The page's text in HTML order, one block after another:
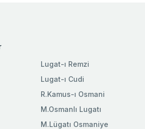
Lugat-ı Remzi
Lugat-ı Cudi
R.Kamus-ı Osmani
M.Osmanlı Lugatı
M.Lügatı Osmaniye